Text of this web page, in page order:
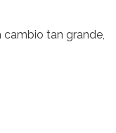
tan grande,